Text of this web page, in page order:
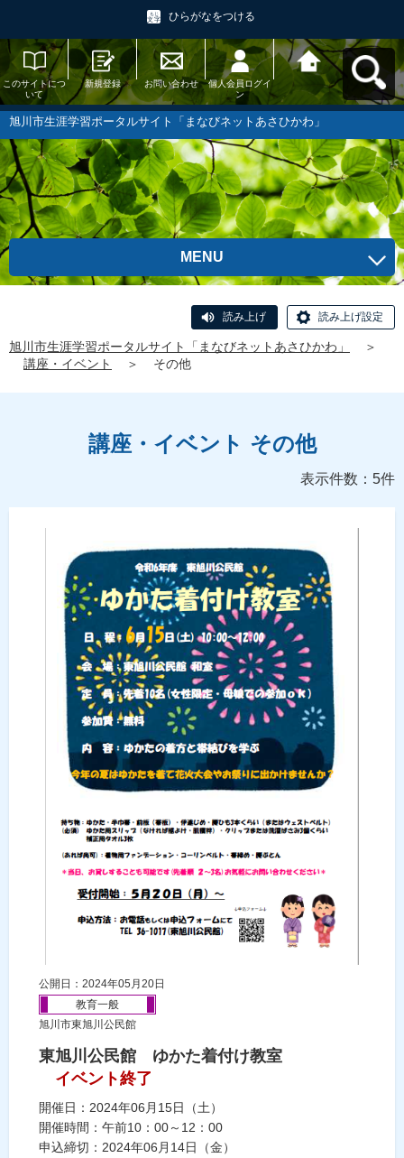
ひらがなをつける
このサイトにつ
いて
新規登録 お問い合わせ
個人会員ログイ
ン
旭川市生涯学習
ポータルサイト
「まなびネット
あさひかわ」へ
戻る
旭川市生涯学習ポータルサイト「まなびネットあさひかわ」
MENU
読み上げ 読み上げ設定
旭川市生涯学習ポータルサイト「まなびネットあさひかわ」
＞
講座・イベント
＞ その他
講座・イベント その他
表示件数：5件
公開日：2024年05月20日
教育一般
旭川市東旭川公民館
東旭川公民館 ゆかた着付け教室
イベント終了
開催日：2024年06月15日（土）
開催時間：午前10：00～12：00
申込締切：2024年06月14日（金）